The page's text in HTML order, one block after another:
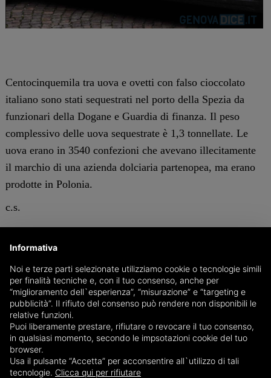
Centocinquemila tra uova e ovetti con falso cioccolato
italiano sono stati sequestrati nel porto della Spezia da
funzionari della Dogane e Guardia di finanza. Il peso
complessivo delle uova sequestrate è 1,3 tonnellate. Le
uova erano in 3540 confezioni che avevano illecitamente
il marchio di una azienda dolciaria partenopea, ma erano
prodotte in Polonia.
c.s.
GENOVA
Informativa
Noi e terze parti selezionate utilizziamo cookie o tecnologie simili
per finalità tecniche e, con il tuo consenso, anche per
“miglioramento dell`esperienza”, “misurazione” e “targeting e
pubblicità”. Il rifiuto del consenso può rendere non disponibili le
relative funzioni.
Puoi liberamente prestare, rifiutare o revocare il tuo consenso,
in qualsiasi momento, secondo le impsotazioni cookie del tuo
browser.
Usa il pulsante “Accetta” per acconsentire all`utilizzo di tali
tecnologie. Clicca qui per rifiutare